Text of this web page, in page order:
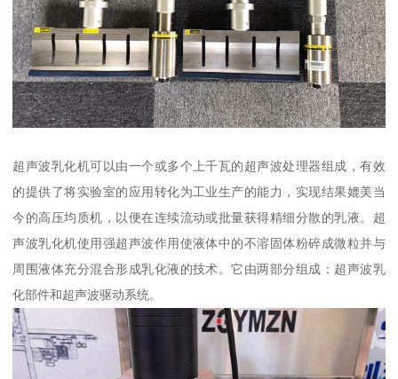
超声波乳化机可以由一个或多个上千瓦的超声波处理器组成，有效
的提供了将实验室的应用转化为工业生产的能力，实现结果媲美当
今的高压均质机，以便在连续流动或批量获得精细分散的乳液。超
声波乳化机使用强超声波作用使液体中的不溶固体粉碎成微粒并与
周围液体充分混合形成乳化液的技术。它由两部分组成：超声波乳
化部件和超声波驱动系统。